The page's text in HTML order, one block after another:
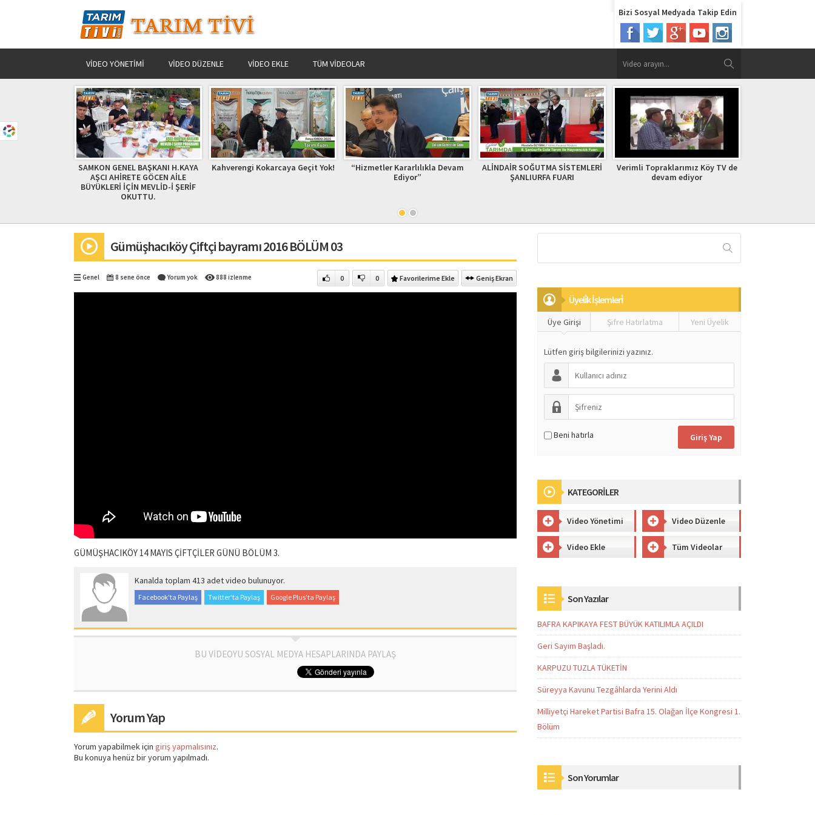
Bizi Sosyal Medyada Takip Edin
VIDEO YÖNETIMI VIDEO DÜZENLE VIDEO EKLE TÜM VIDEOLAR
SAMKON GENEL BAŞKANI H.KAYA
AŞCI AHİRETE GÖCEN AİLE
BÜYÜKLERİ İÇİN MEVLİD-İ ŞERİF
OKUTTU.
Kahverengi Kokarcaya Geçit Yok!
“Hizmetler Kararlılıkla Devam
Ediyor”
ALİNDAİR SOĞUTMA SİSTEMLERİ
ŞANLIURFA FUARI
Verimli Topraklarımız Köy TV de
devam ediyor
Gümüşhacıköy Çiftçi bayramı 2016 BÖLÜM 03
Genel 8 sene önce Yorum yok 888 izlenme 0 0 Favorilerime Ekle Geniş Ekran
GÜMÜŞHACIKÖY 14 MAYIS ÇİFTÇİLER GÜNÜ BÖLÜM 3.
Kanalda toplam 413 adet video bulunuyor.
Facebook'ta Paylaş Twitter'ta Paylaş Google Plus'ta Paylaş
BU VİDEOYU SOSYAL MEDYA HESAPLARINDA PAYLAŞ
Yorum Yap
Yorum yapabilmek için giriş yapmalısınız.
Bu konuya henüz bir yorum yapılmadı.
Üyeli̇k İşlemleri̇
Üye Girişi Şifre Hatırlatma Yeni Üyelik
Lütfen giriş bilgilerinizi yazınız.
Beni hatırla
KATEGORİLER
Video Yönetimi Video Düzenle
Video Ekle Tüm Videolar
Son Yazılar
BAFRA KAPIKAYA FEST BÜYÜK KATILIMLA AÇILDI
Geri Sayım Başladı.
KARPUZU TUZLA TÜKETİN
Süreyya Kavunu Tezgâhlarda Yerini Aldı
Milliyetçi Hareket Partisi Bafra 15. Olağan İlçe Kongresi 1.
Bölüm
Son Yorumlar